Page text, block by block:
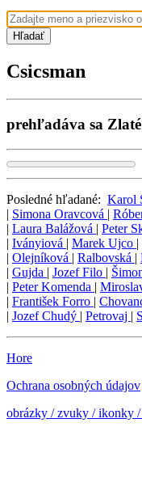
Hľadať
Csicsman
prehľadáva sa
Posledné hľadané: Karol
| Simona Oravcová |
| Laura Balážová | Peter
| Iványiová | Marek Ujco |
| Olejníková | Ralbovská |
| Gujda | Jozef Filo |
| Peter Komenda |
| František Forro |
| Jozef Chudý | Petrovaj |
Hore
Ochrana osobných údajov
obrázky / zvuky / ikonky